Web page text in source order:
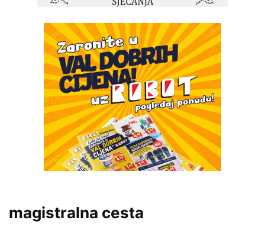
magistralna cesta